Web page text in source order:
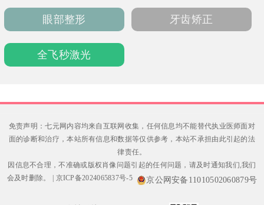
眼部整形 牙齿矫正
全飞秒激光
免责声明：七元网内容均来自互联网收集，任何信息均不能替代执业医师面对
面的诊断和治疗，本站所有信息和数据等仅供参考，本站不承担由此引起的法
律责任。
因信息不合理，不准确或版权肖像问题引起的任何问题，请及时通知我们,我们
会及时删除。
京ICP备2024065837号-5 京公网安备11010502060879号